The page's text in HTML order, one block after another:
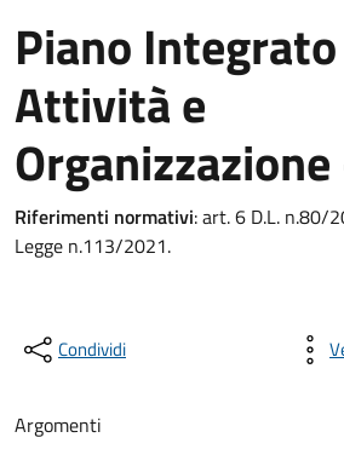
Piano
Attività e
Riferimenti normativi: art. 6 D.L. n.80/
Legge n.113/2021.
Condividi
Argomenti